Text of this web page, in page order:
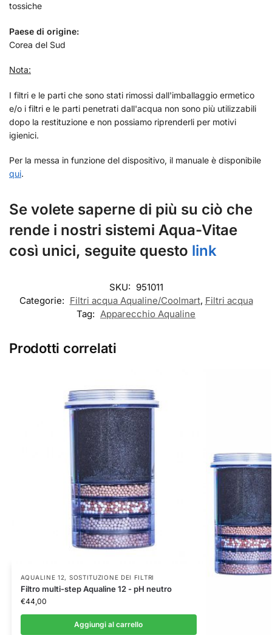
tossiche
Paese di origine:
Corea del Sud
Nota:
I filtri e le parti che sono stati rimossi dall'imballaggio ermetico
e/o i filtri e le parti penetrati dall'acqua non sono più utilizzabili
dopo la restituzione e non possiamo riprenderli per motivi
igienici.
Per la messa in funzione del dispositivo, il manuale è disponibile
qui.
Se volete saperne di più su ciò che
rende i nostri sistemi Aqua-Vitae
così unici, seguite questo link
SKU: 951011
Categorie: Filtri acqua Aqualine/Coolmart, Filtri acqua
Tag: Apparecchio Aqualine
Prodotti correlati
AQUALINE 12, SOSTITUZIONE DEI FILTRI
Filtro multi-step Aqualine 12 - pH neutro
€44,00
Aggiungi al carrello